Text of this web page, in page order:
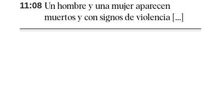
11:08 Un hombre y una mujer aparecen
muertos y con signos de violencia [...]